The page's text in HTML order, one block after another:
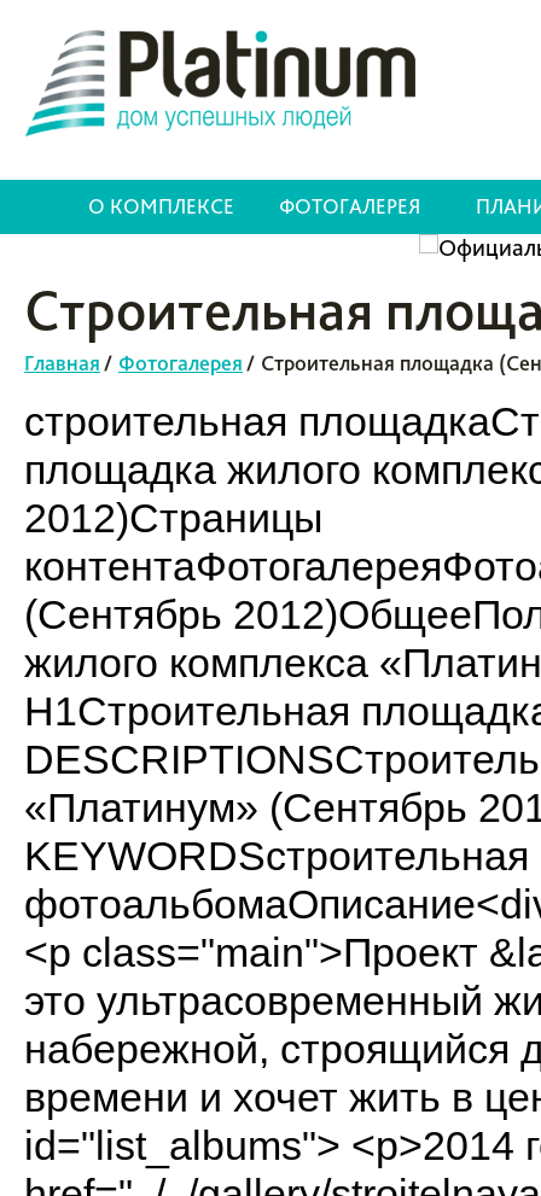
О КОМПЛЕКСЕ ФОТОГАЛЕРЕЯ
Строительная
Главная / Фотогалерея / Строительная площадка
строительная
площадка жилого
2012)Страницы
(Сентябрь
жилого комплекса
H1Строительная
«Платинум» (Сентябрь
<p class="main">Проект
это ультрасовременный
набережной, строящийся
времени и хочет жить в
id="list_albums"> <p>2014